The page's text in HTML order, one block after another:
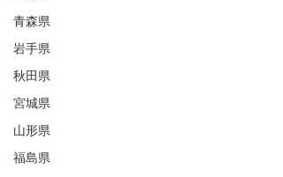
青森県
岩手県
秋田県
宮城県
山形県
福島県